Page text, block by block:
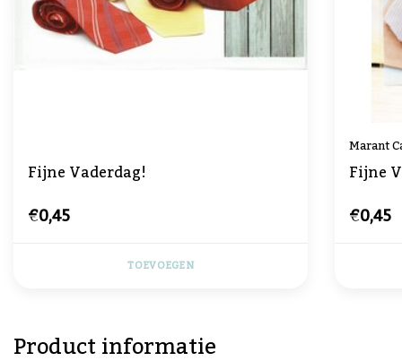
Fijne Vaderdag!
€0,45
TOEVOEGEN
Marant
Fijne
€0,45
Product informatie